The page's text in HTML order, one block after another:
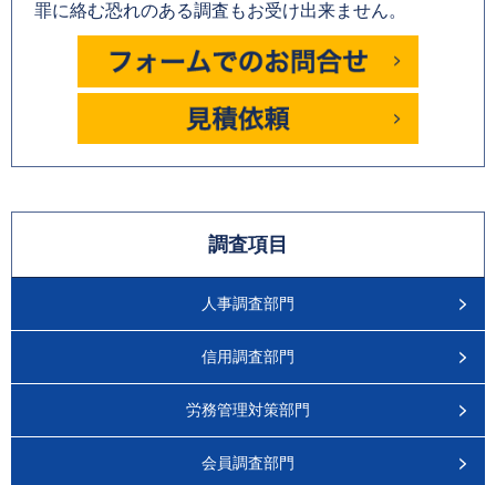
罪に絡む恐れのある調査もお受け出来ません。
調査項目
人事調査部門
信用調査部門
労務管理対策部門
会員調査部門